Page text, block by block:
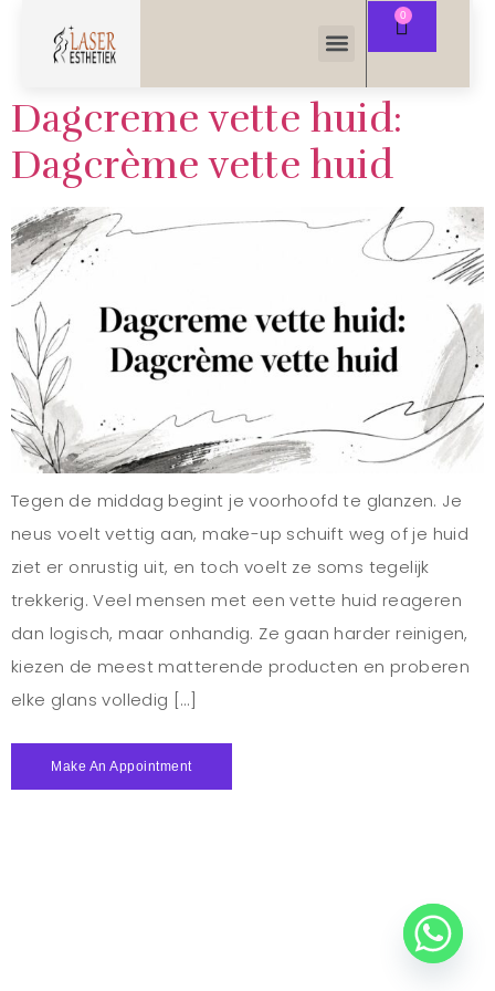
Dagcreme vette huid:
Dagcrème vette huid
Tegen de middag begint je voorhoofd te glanzen. Je
neus voelt vettig aan, make-up schuift weg of je huid
ziet er onrustig uit, en toch voelt ze soms tegelijk
trekkerig. Veel mensen met een vette huid reageren
dan logisch, maar onhandig. Ze gaan harder reinigen,
kiezen de meest matterende producten en proberen
elke glans volledig […]
Make An Appointment